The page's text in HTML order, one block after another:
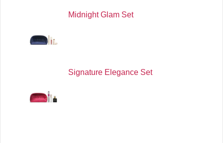
Midnight Glam Set
Signature Elegance Set